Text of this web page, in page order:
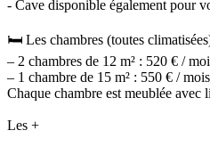
- Cave disponible également pour
🛏 Les chambres (toutes
– 2 chambres de 12 m² : 520 € /
– 1 chambre de 15 m² : 550 € / mois
Chaque chambre est meublée avec
Les +